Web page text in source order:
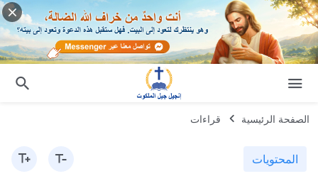
الصفحة الرئيسية قراءات
المحتويات